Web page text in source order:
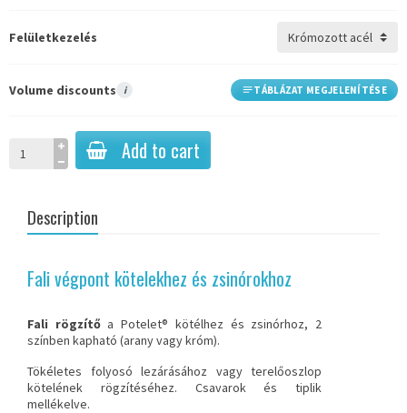
Felületkezelés
Volume discounts i TÁBLÁZAT MEGJELENÍTÉSE
Add to cart
Description
Fali végpont kötelekhez és zsinórokhoz
Fali rögzítő aPotelet® kötélhez és zsinórhoz, 2
színben kapható (arany vagy króm).
Tökéletes folyosó lezárásához vagy terelőoszlop
kötelének rögzítéséhez. Csavarok és tiplik
mellékelve.